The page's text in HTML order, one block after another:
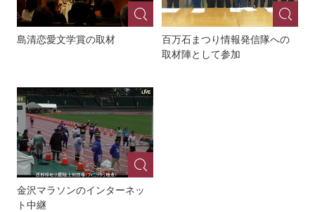
島清恋愛文学賞の取材
百万石まつり情報発信隊への
取材陣として参加
金沢マラソンのインターネッ
ト中継